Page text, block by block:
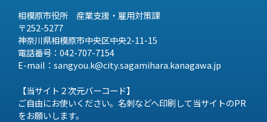
相模原市役所 産業支援・雇用対策課
〒252-5277
神奈川県相模原市中央区中央2-11-15
電話番号：042-707-7154
E-mail：sangyou.k@city.sagamihara.kanagawa.jp
【当サイト２次元バーコード】
ご自由にお使いください。名刺などへ印刷して当サイトのPR
をお願いします。